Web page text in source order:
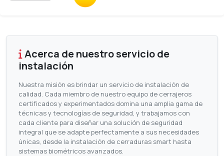
Acerca de nuestro servicio de
instalación
Nuestra misión es brindar un servicio de instalación de
calidad. Cada miembro de nuestro equipo de cerrajeros
certificados y experimentados domina una amplia gama de
técnicas y tecnologías de seguridad, y trabajamos con
cada cliente para diseñar una solución de seguridad
integral que se adapte perfectamente a sus necesidades
únicas, desde la instalación de cerraduras smart hasta
sistemas biométricos avanzados.